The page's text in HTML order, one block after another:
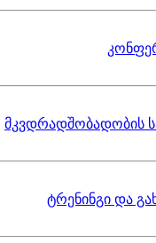
მკვდრადშობადობის
ტრენინგი და